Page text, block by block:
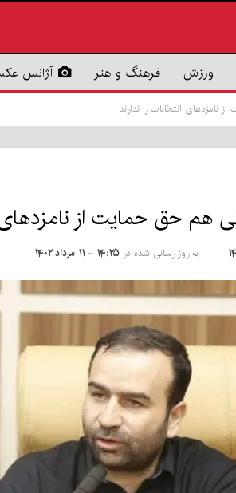
ورزش فرهنگ و هنر آژانس
انتخابات را ندارند
حق حمایت از نامزدهای
به روز رسانی شده در ۱۴:۲۵ - ۱۱ مرداد ۱۴۰۲